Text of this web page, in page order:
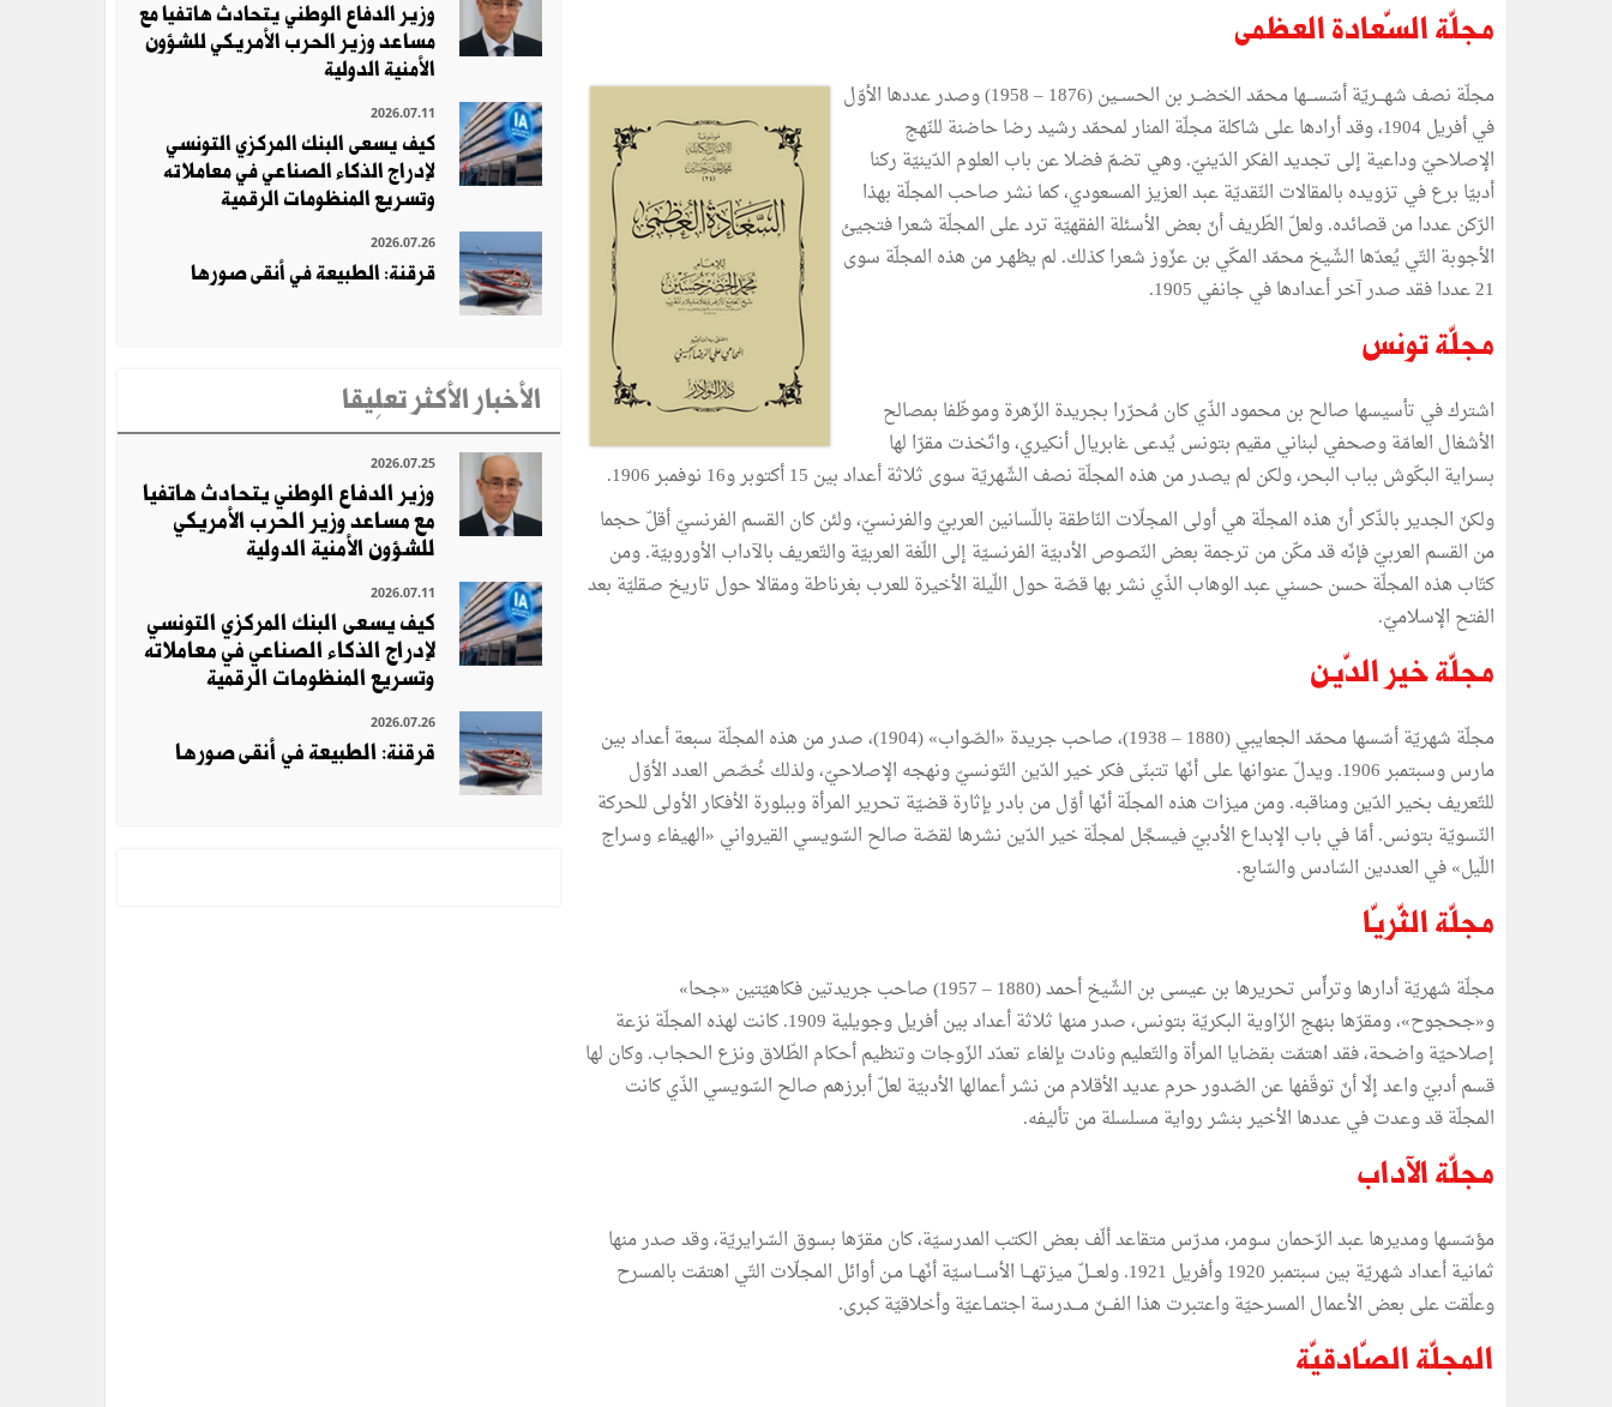
مجلّة السّعادة العظمى
مجلّة نصف شهـــريّة أسّســـها محمّد الخضــر بن الحســين (1876 – 1958) وصدر عددها الأوّل
في أفريل 1904، وقد أرادها على شاكلة مجلّة المنار لمحمّد رشيد رضا حاضنة للنّهج
الإصلاحيّ وداعية إلى تجديد الفكر الدّينيّ. وهي تضمّ فضلا عن باب العلوم الدّينيّة ركنا
أدبيّا برع في تزويده بالمقالات النّقديّة عبد العزيز المسعودي، كما نشر صاحب المجلّة بهذا
الرّكن عددا من قصائده. ولعلّ الطّريف أنّ بعض الأسئلة الفقهيّة ترد على المجلّة شعرا فتجيئ
الأجوبة التّي يُعدّها الشّيخ محمّد المكّي بن عزّوز شعرا كذلك. لم يظهـر من هذه المجلّة سوى
21 عددا فقد صدر آخر أعدادها في جانفي 1905.
مجلّة تونس
اشترك في تأسيسها صالح بن محمود الذّي كان مُحرّرا بجريدة الزّهرة وموظّفا بمصالح
الأشغال العامّة وصحفي لبناني مقيم بتونس يُدعى غابريال أنكيري، واتّخذت مقرّا لها
بسراية البكّوش بباب البحر، ولكن لم يصدر من هذه المجلّة نصف الشّهريّة سوى ثلاثة أعداد بين 15 أكتوبر و16 نوفمبر 1906.
ولكنّ الجدير بالذّكر أنّ هذه المجلّة هي أولى المجلّات النّاطقة باللّسانين العربيّ والفرنسيّ، ولئن كان القسم الفرنسيّ أقلّ حجما
من القسم العربيّ فإنّه قد مكّن من ترجمة بعض النّصوص الأدبيّة الفرنسيّة إلى اللّغة العربيّة والتّعريف بالآداب الأوروبيّة. ومن
كتّاب هذه المجلّة حسن حسني عبد الوهاب الذّي نشر بها قصّة حول اللّيلة الأخيرة للعرب بغرناطة ومقالا حول تاريخ صقليّة بعد
الفتح الإسلاميّ.
مجلّة خير الدّين
مجلّة شهريّة أسّسها محمّد الجعايبي (1880 – 1938)، صاحب جريدة «الصّواب» (1904)، صدر من هذه المجلّة سبعة أعداد بين
مارس وسبتمبر 1906. ويدلّ عنوانها على أنّها تتبنّى فكر خير الدّين التّونسيّ ونهجه الإصلاحيّ، ولذلك خُصّص العدد الأوّل
للتّعريف بخير الدّين ومناقبه. ومن ميزات هذه المجلّة أنّها أوّل من بادر بإثارة قضيّة تحرير المرأة وببلورة الأفكار الأولى للحركة
النّسويّة بتونس. أمّا في باب الإبداع الأدبيّ فيسجَّل لمجلّة خير الدّين نشرها لقصّة صالح السّويسي القيرواني «الهيفاء وسراج
اللّيل» في العددين السّادس والسّابع.
مجلّة الثّريّا
مجلّة شهريّة أدارها وترأّس تحريرها بن عيسى بن الشّيخ أحمد (1880 – 1957) صاحب جريدتين فكاهيّتين «جحا»
و«جحجوح»، ومقرّها بنهج الزّاوية البكريّة بتونس، صدر منها ثلاثة أعداد بين أفريل وجويلية 1909. كانت لهذه المجلّة نزعة
إصلاحيّة واضحة، فقد اهتمّت بقضايا المرأة والتّعليم ونادت بإلغاء تعدّد الزّوجات وتنظيم أحكام الطّلاق ونزع الحجاب. وكان لها
قسم أدبيّ واعد إلّا أنّ توقّفها عن الصّدور حرم عديد الأقلام من نشر أعمالها الأدبيّة لعلّ أبرزهم صالح السّويسي الذّي كانت
المجلّة قد وعدت في عددها الأخير بنشر رواية مسلسلة من تأليفه.
مجلّة الآداب
مؤسّسها ومديرها عبد الرّحمان سومر، مدرّس متقاعد ألّف بعض الكتب المدرسيّة، كان مقرّها بسوق السّرايريّة، وقد صدر منها
ثمانية أعداد شهريّة بين سبتمبر 1920 وأفريل 1921. ولعـــلّ ميزتهـــا الأســـاسيّة أنّهــا مـن أوائل المجلّات التّي اهتمّت بالمسرح
وعلّقت على بعض الأعمال المسرحيّة واعتبرت هذا الفـــنّ مـــدرسة اجتمــاعيّة وأخلاقيّة كبرى.
المجلّة الصّادقيّة
وزير الدفاع الوطني يتحادث هاتفيا مع
مساعد وزير الحرب الأمريكي للشؤون
الأمنية الدولية
2026.07.11
كيف يسعى البنك المركزي التونسي
لإدراج الذكاء الصناعي في معاملاته
وتسريع المنظومات الرقمية
2026.07.26
قرقنة: الطبيعة في أنقى صورها
الأخبار الأكثر تعلِيقا
2026.07.25
وزير الدفاع الوطني يتحادث هاتفيا
مع مساعد وزير الحرب الأمريكي
للشؤون الأمنية الدولية
2026.07.11
كيف يسعى البنك المركزي التونسي
لإدراج الذكاء الصناعي في معاملاته
وتسريع المنظومات الرقمية
2026.07.26
قرقنة: الطبيعة في أنقى صورها